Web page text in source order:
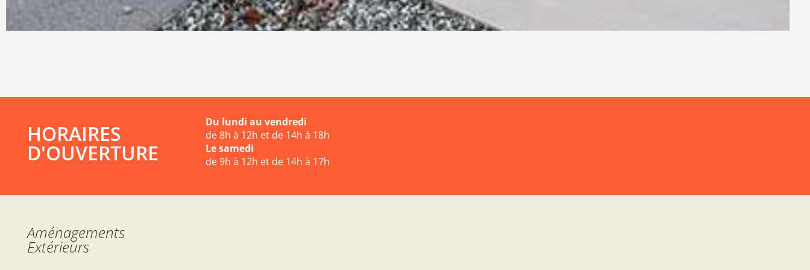
HORAIRES
D'OUVERTURE
Du lundi au vendredi
de 8h à 12h et de 14h à 18h
Le samedi
de 9h à 12h et de 14h à 17h
Aménagements
Extérieurs